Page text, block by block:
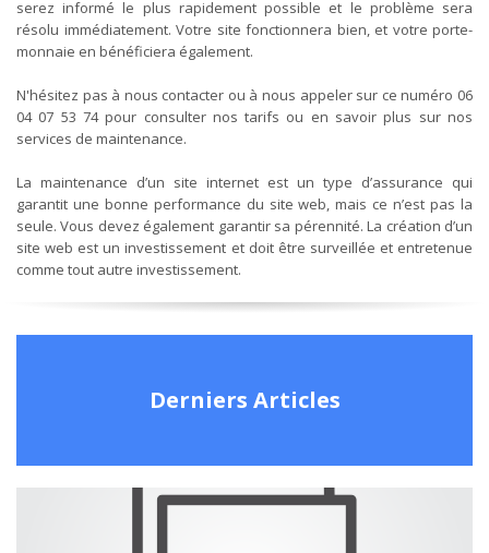
serez informé le plus rapidement possible et le problème sera
résolu immédiatement. Votre site fonctionnera bien, et votre porte-
monnaie en bénéficiera également.
N'hésitez pas à nous contacter ou à nous appeler sur ce numéro 06
04 07 53 74 pour consulter nos tarifs ou en savoir plus sur nos
services de maintenance.
La maintenance d’un site internet est un type d’assurance qui
garantit une bonne performance du site web, mais ce n’est pas la
seule. Vous devez également garantir sa pérennité. La création d’un
site web est un investissement et doit être surveillée et entretenue
comme tout autre investissement.
Derniers Articles